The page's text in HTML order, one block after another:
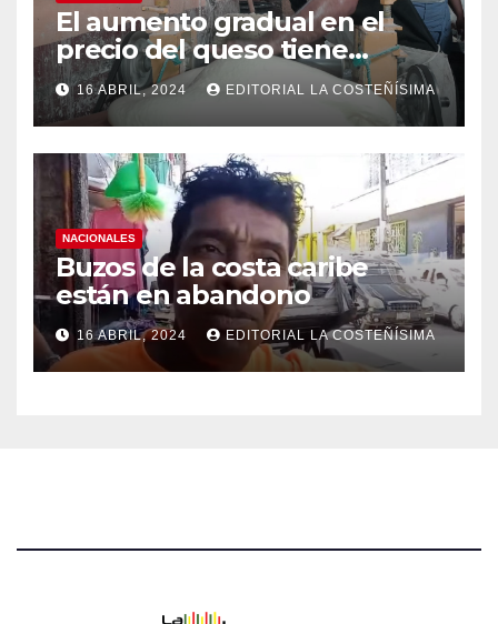
El aumento gradual en el
precio del queso tiene
efectos a las Panaderias
16 ABRIL, 2024 EDITORIAL LA COSTEÑÍSIMA
NACIONALES
Buzos de la costa caribe
están en abandono
16 ABRIL, 2024 EDITORIAL LA COSTEÑÍSIMA